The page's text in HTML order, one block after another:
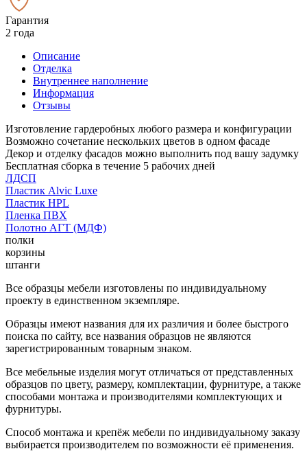
Гарантия
2 года
Описание
Отделка
Внутреннее наполнение
Информация
Отзывы
Изготовление гардеробных любого размера и конфигурации
Возможно сочетание нескольких цветов в одном фасаде
Декор и отделку фасадов можно выполнить под вашу задумку
Бесплатная сборка в течение 5 рабочих дней
ЛДСП
Пластик Alvic Luxe
Пластик HPL
Пленка ПВХ
Полотно АГТ (МДФ)
полки
корзины
штанги
Все образцы мебели изготовлены по индивидуальному
проекту в единственном экземпляре.
Образцы имеют названия для их различия и более быстрого
поиска по сайту, все названия образцов не являются
зарегистрированным товарным знаком.
Все мебельные изделия могут отличаться от представленных
образцов по цвету, размеру, комплектации, фурнитуре, а также
способами монтажа и производителями комплектующих и
фурнитуры.
Способ монтажа и крепёж мебели по индивидуальному заказу
выбирается производителем по возможности её применения.